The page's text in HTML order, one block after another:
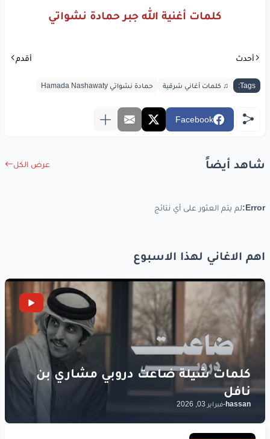
كلمات أغنية الله جبر حمادة نشواتي
أحدث أقدم
Tags: ♫ كلمات أغاني شرقية حمادة نشواتي Hamada Nashawaty
Facebook
شاهد أيضاً عرض الكل
Error: لم يتم العثور على أي نتائج
اهم الاغاني لهذا الاسبوع
hassan
-فبراير 03, 2026